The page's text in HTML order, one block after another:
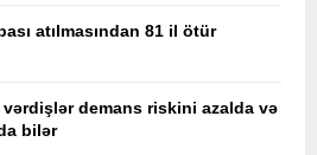
atılmasından 81 il ötür
vərdişlər demans riskini azalda və
bilər